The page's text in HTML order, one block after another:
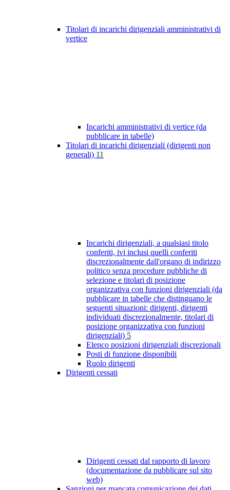
Titolari di incarichi dirigenziali amministrativi di
vertice
Incarichi amministrativi di vertice (da
pubblicare in tabelle)
Titolari di incarichi dirigenziali (dirigenti non
generali) 11
Incarichi dirigenziali, a qualsiasi titolo
conferiti, ivi inclusi quelli conferiti
discrezionalmente dall'organo di indirizzo
politico senza procedure pubbliche di
selezione e titolari di posizione
organizzativa con funzioni dirigenziali (da
pubblicare in tabelle che distinguano le
seguenti situazioni: dirigenti, dirigenti
individuati discrezionalmente, titolari di
posizione organizzativa con funzioni
dirigenziali) 5
Elenco posizioni dirigenziali discrezionali
Posti di funzione disponibili
Ruolo dirigenti
Dirigenti cessati
Dirigenti cessati dal rapporto di lavoro
(documentazione da pubblicare sul sito
web)